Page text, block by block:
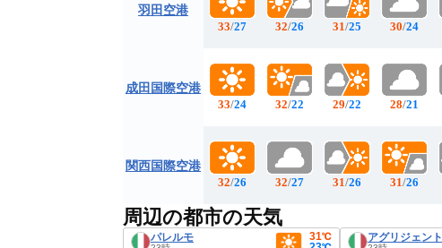
羽田空港
成田国際空港
関西国際空港
33/27
33/24
32/26
32/26
32/22
32/27
31/25
29/22
31/26
30/24
28/21
31/26
周辺の都市の天気
パレルモ
31℃
アグリジェント